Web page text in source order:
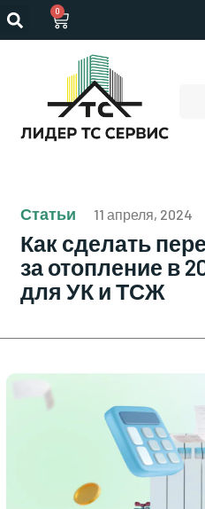
0
Статьи 11 апреля, 2024
Как сделать
за отопление в
для УК и ТСЖ